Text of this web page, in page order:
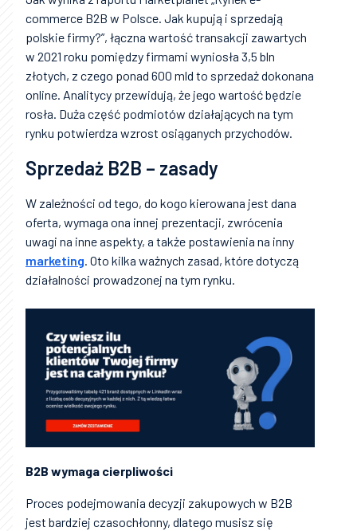
commerce B2B w Polsce. Jak kupują i sprzedają
polskie firmy?”, łączna wartość transakcji zawartych
w 2021 roku pomiędzy firmami wyniosła 3,5 bln
złotych, z czego ponad 600 mld to sprzedaż dokonana
online. Analitycy przewidują, że jego wartość będzie
rosła. Duża część podmiotów działających na tym
rynku potwierdza wzrost osiąganych przychodów.
Sprzedaż B2B – zasady
W zależności od tego, do kogo kierowana jest dana
oferta, wymaga ona innej prezentacji, zwrócenia
uwagi na inne aspekty, a także postawienia na inny
marketing . Oto kilka ważnych zasad, które dotyczą
działalności prowadzonej na tym rynku.
B2B wymaga cierpliwości
Proces podejmowania decyzji zakupowych w B2B
jest bardziej czasochłonny, dlatego musisz się